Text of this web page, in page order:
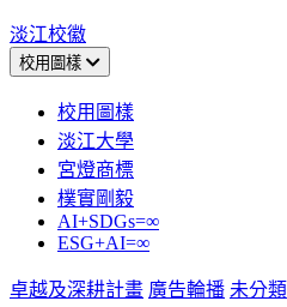
淡江校徽
校用圖樣
校用圖樣
淡江大學
宮燈商標
樸實剛毅
AI+SDGs=∞
ESG+AI=∞
卓越及深耕計畫 廣告輪播 未分類